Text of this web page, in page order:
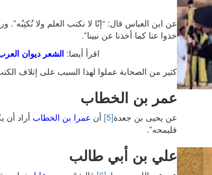
عن ابن العباس قال: “إنّا لا نكتب العلم ولا
خذوا عنا كما أخذنا عن نبينا”.
اقرأ أيضا:الشعر ديوان
كثير من الصحابة عملوا لهذا السبب على إتلاف
عمر بن الخطاب
عن يحيى بن جعدة[5] أن عمرا بن الخطاب أراد أن
فليمحه”.
علي بن أبي طالب